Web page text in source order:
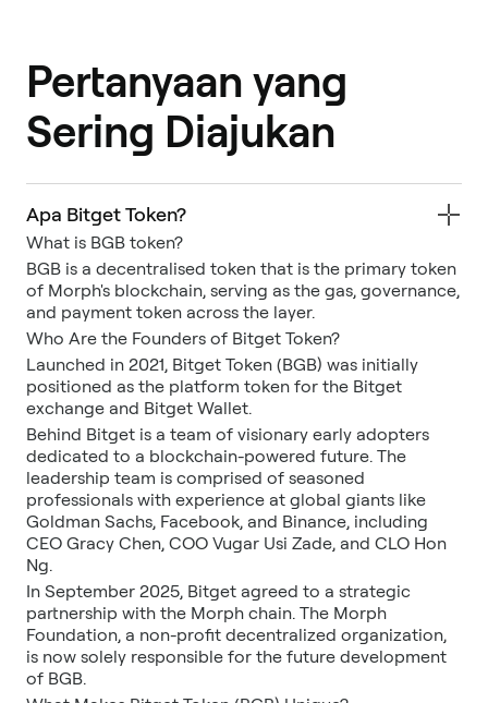
Pertanyaan yang
Sering Diajukan
Apa Bitget Token?
What is BGB token?
BGB is a decentralised token that is the primary token
of Morph's blockchain, serving as the gas, governance,
and payment token across the layer.
Who Are the Founders of Bitget Token?
Launched in 2021, Bitget Token (BGB) was initially
positioned as the platform token for the Bitget
exchange and Bitget Wallet.
Behind Bitget is a team of visionary early adopters
dedicated to a blockchain-powered future. The
leadership team is comprised of seasoned
professionals with experience at global giants like
Goldman Sachs, Facebook, and Binance, including
CEO Gracy Chen, COO Vugar Usi Zade, and CLO Hon
Ng.
In September 2025, Bitget agreed to a strategic
partnership with the Morph chain. The Morph
Foundation, a non-profit decentralized organization,
is now solely responsible for the future development
of BGB.